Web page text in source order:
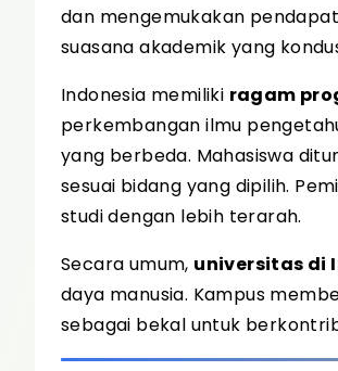
dan mengemukakan
suasana akademik yang
Indonesia memiliki ragam
perkembangan ilmu
yang berbeda. Mahasiswa
sesuai bidang yang dipilih.
studi dengan lebih terarah.
Secara umum, universitas di
daya manusia. Kampus
sebagai bekal untuk